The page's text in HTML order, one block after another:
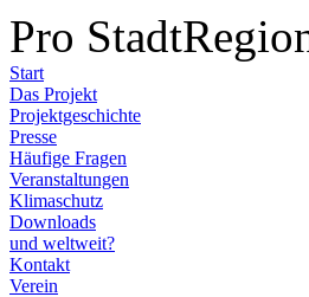
Pro
Start
Das Projekt
Projektgeschichte
Presse
Häufige Fragen
Veranstaltungen
Klimaschutz
Downloads
und weltweit?
Kontakt
Verein